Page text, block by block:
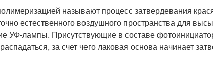
называют процесс затвердевания
естественного воздушного пространства для
УФ-лампы. Присутствующие в составе
за счет чего лаковая основа начинает